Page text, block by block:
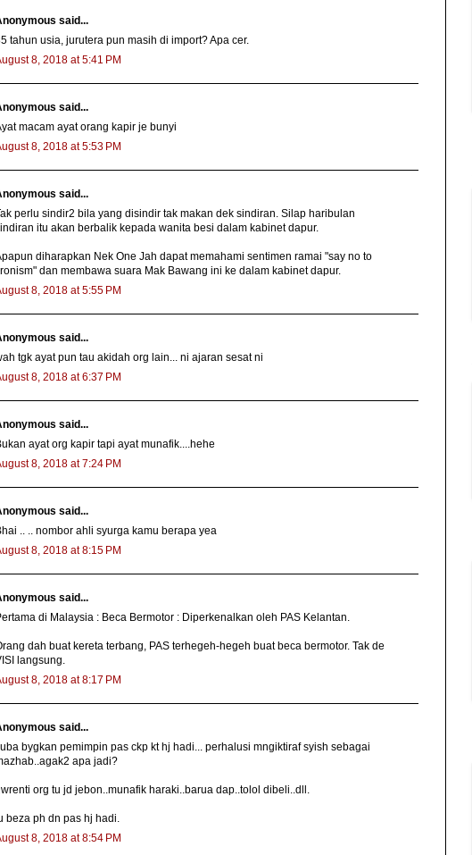
said...
tahun usia, jurutera pun masih di import? Apa cer.
8, 2018 at 5:41 PM
said...
macam ayat orang kapir je bunyi
8, 2018 at 5:53 PM
said...
perlu sindir2 bila yang disindir tak makan dek sindiran. Silap haribulan
itu akan berbalik kepada wanita besi dalam kabinet dapur.
diharapkan Nek One Jah dapat memahami sentimen ramai "say no to
dan membawa suara Mak Bawang ini ke dalam kabinet dapur.
8, 2018 at 5:55 PM
said...
tgk ayat pun tau akidah org lain... ni ajaran sesat ni
8, 2018 at 6:37 PM
said...
ayat org kapir tapi ayat munafik....hehe
8, 2018 at 7:24 PM
said...
.. .. nombor ahli syurga kamu berapa yea
8, 2018 at 8:15 PM
said...
di Malaysia : Beca Bermotor : Diperkenalkan oleh PAS Kelantan.
dah buat kereta terbang, PAS terhegeh-hegeh buat beca bermotor. Tak de
langsung.
8, 2018 at 8:17 PM
said...
bygkan pemimpin pas ckp kt hj hadi... perhalusi mngiktiraf syish sebagai
apa jadi?
org tu jd jebon..munafik haraki..barua dap..tolol dibeli..dll.
beza ph dn pas hj hadi.
8, 2018 at 8:54 PM